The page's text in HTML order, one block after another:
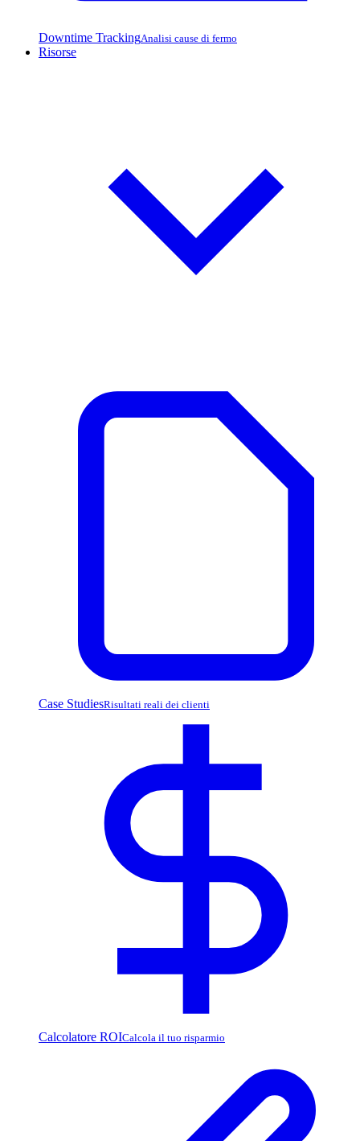
Downtime TrackingAnalisi cause di fermo
Risorse
Case StudiesRisultati reali dei clienti
Calcolatore ROICalcola il tuo risparmio